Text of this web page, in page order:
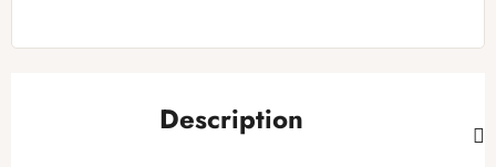
Description